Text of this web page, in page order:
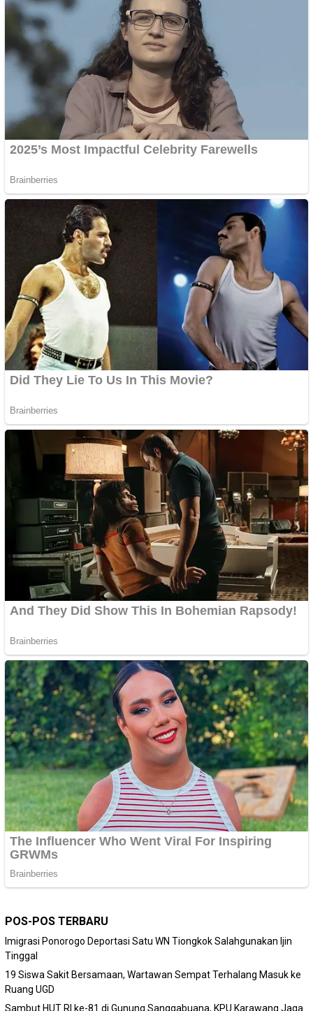
POS-POS TERBARU
Imigrasi Ponorogo Deportasi Satu WN Tiongkok Salahgunakan Ijin
Tinggal
19 Siswa Sakit Bersamaan, Wartawan Sempat Terhalang Masuk ke
Ruang UGD
Sambut HUT RI ke-81 di Gunung Sanggabuana, KPU Karawang Jaga